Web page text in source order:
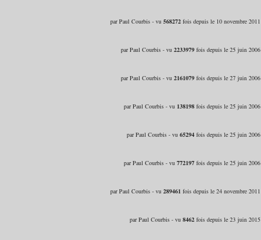
par Paul Courbis - vu 568272fois depuis le 10 novembre 2011
par Paul Courbis - vu 2233979fois depuis le 25 juin 2006
par Paul Courbis - vu 2161079fois depuis le 27 juin 2006
par Paul Courbis - vu 138198fois depuis le 25 juin 2006
par Paul Courbis - vu 65294fois depuis le 25 juin 2006
par Paul Courbis - vu 772197fois depuis le 25 juin 2006
par Paul Courbis - vu 289461 fois depuis le 24 novembre 2011
par Paul Courbis - vu 8462fois depuis le 23 juin 2015